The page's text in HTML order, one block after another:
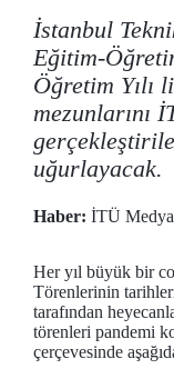
İstanbul
Eğitim-
Öğretim Yılı
mezunlarını
uğurlayacak.
Haber: İTÜ
Her yıl büyük bir
Törenlerinin
tarafından
törenleri pandemi
çerçevesinde